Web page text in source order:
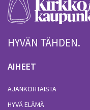
HYVÄN TÄHDEN.
AIHEET
AJANKOHTAISTA
HYVÄ ELÄMÄ